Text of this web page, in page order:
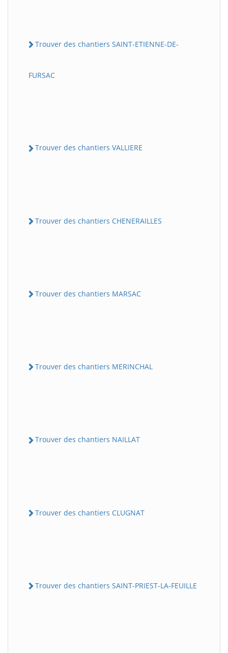
Trouver des chantiers SAINT-ETIENNE-DE-
FURSAC
Trouver des chantiers VALLIERE
Trouver des chantiers CHENERAILLES
Trouver des chantiers MARSAC
Trouver des chantiers MERINCHAL
Trouver des chantiers NAILLAT
Trouver des chantiers CLUGNAT
Trouver des chantiers SAINT-PRIEST-LA-FEUILLE